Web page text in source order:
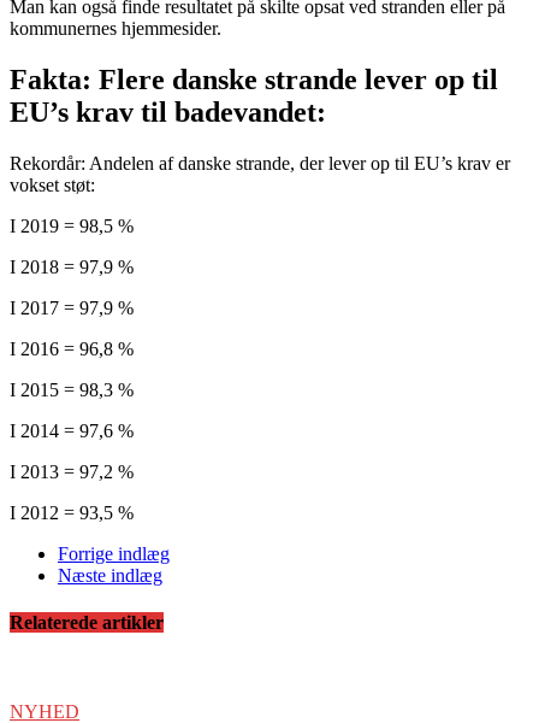
Man kan også finde resultatet på skilte opsat ved stranden eller på
kommunernes hjemmesider.
Fakta: Flere danske strande lever op til
EU’s krav til badevandet:
Rekordår: Andelen af danske strande, der lever op til EU’s krav er
vokset støt:
I 2019 = 98,5 %
I 2018 = 97,9 %
I 2017 = 97,9 %
I 2016 = 96,8 %
I 2015 = 98,3 %
I 2014 = 97,6 %
I 2013 = 97,2 %
I 2012 = 93,5 %
Forrige indlæg
Næste indlæg
Relaterede artikler
NYHED